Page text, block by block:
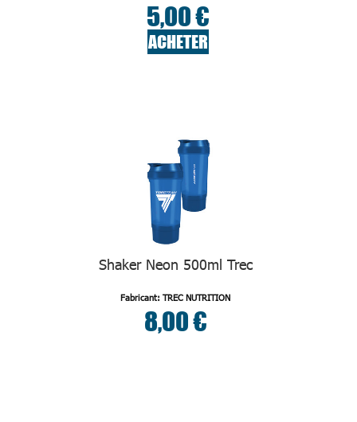
5,00 €
ACHETER
Shaker Neon 500ml Trec
Fabricant: TREC NUTRITION
8,00 €